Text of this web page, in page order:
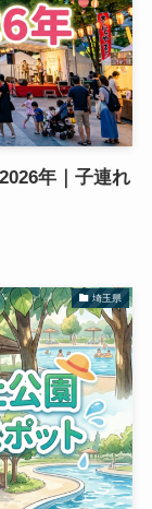
年｜子連れ
埼玉県